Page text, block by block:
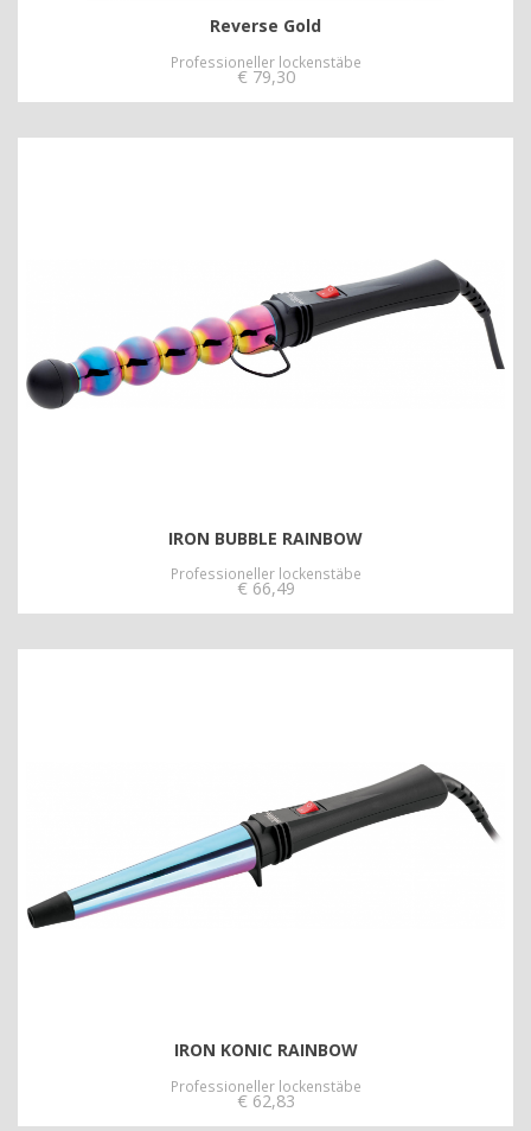
Reverse Gold
Professioneller lockenstäbe
€ 79,30
IRON BUBBLE RAINBOW
Professioneller lockenstäbe
€ 66,49
IRON KONIC RAINBOW
Professioneller lockenstäbe
€ 62,83